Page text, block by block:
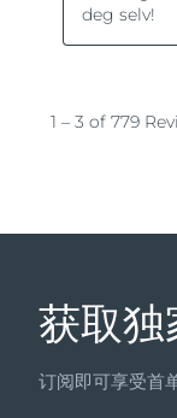
获取独
订阅即可享受首